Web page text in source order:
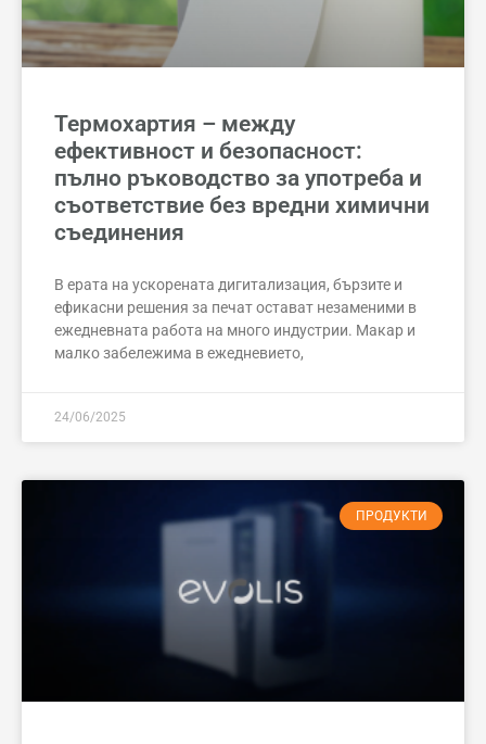
Термохартия – между
ефективност и безопасност:
пълно ръководство за употреба и
съответствие без вредни химични
съединения
В ерата на ускорената дигитализация, бързите и
ефикасни решения за печат остават незаменими в
ежедневната работа на много индустрии. Макар и
малко забележима в ежедневието,
24/06/2025
ПРОДУКТИ